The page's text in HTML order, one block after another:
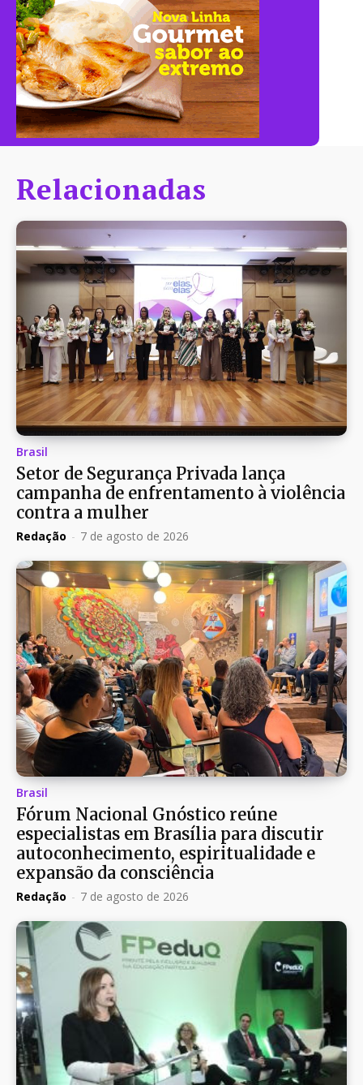
Relacionadas
Brasil
Setor de Segurança Privada lança
campanha de enfrentamento à violência
contra a mulher
Redação - 7 de agosto de 2026
Brasil
Fórum Nacional Gnóstico reúne
especialistas em Brasília para discutir
autoconhecimento, espiritualidade e
expansão da consciência
Redação - 7 de agosto de 2026